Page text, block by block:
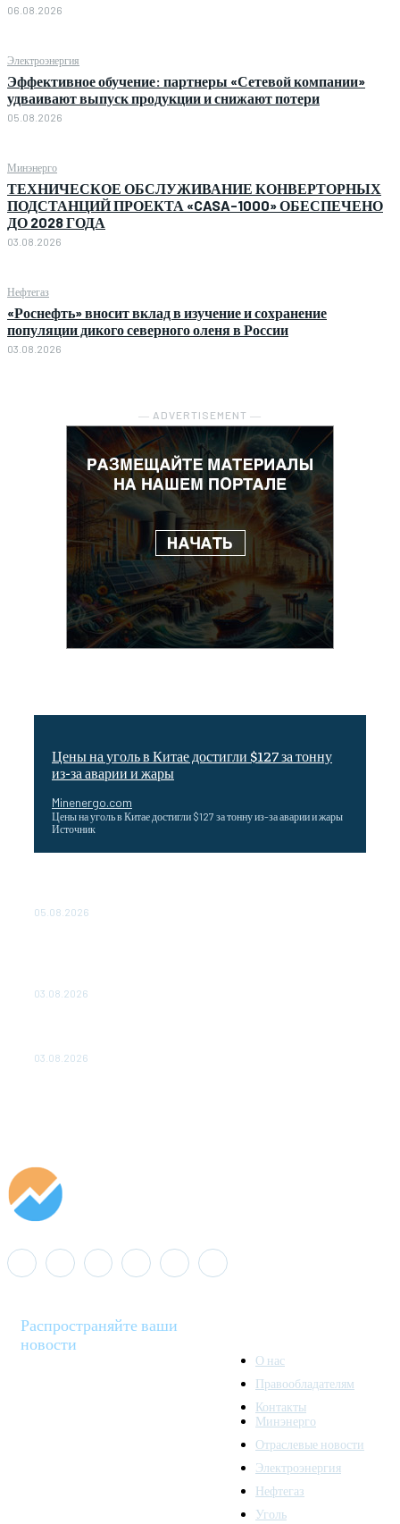
06.08.2026
Электроэнергия
Эффективное обучение: партнеры «Сетевой компании»
удваивают выпуск продукции и снижают потери
05.08.2026
Минэнерго
ТЕХНИЧЕСКОЕ ОБСЛУЖИВАНИЕ КОНВЕРТОРНЫХ
ПОДСТАНЦИЙ ПРОЕКТА «CASA-1000» ОБЕСПЕЧЕНО
ДО 2028 ГОДА
03.08.2026
Нефтегаз
«Роснефть» вносит вклад в изучение и сохранение
популяции дикого северного оленя в России
03.08.2026
― ADVERTISEMENT ―
Цены на уголь в Китае достигли $127 за тонну
из-за аварии и жары
Minenergo.com
Цены на уголь в Китае достигли $127 за тонну из-за аварии и жары
Источник
05.08.2026
03.08.2026
03.08.2026
Распространяйте ваши
новости
О нас
Правообладателям
Контакты
Минэнерго
Отраслевые новости
Электроэнергия
Нефтегаз
Уголь